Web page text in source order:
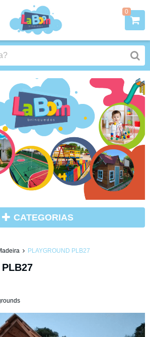
0
CATEGORIAS
PLAYGROUND PLB27
PLB27